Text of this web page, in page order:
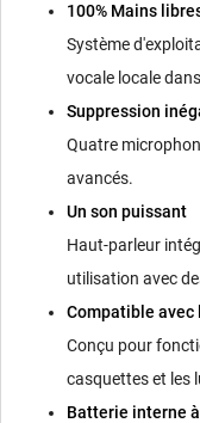
100% Mains
Système
vocale locale
Suppression
Quatre
avancés.
Un son puissant
Haut-parleur
utilisation avec
Compatible avec
Conçu pour
casquettes et les
Batterie interne